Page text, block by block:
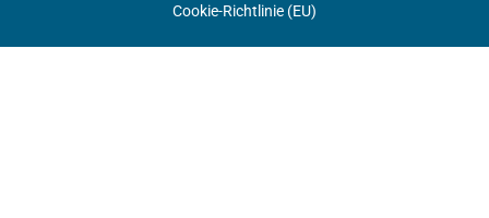
Cookie-Richtlinie (EU)